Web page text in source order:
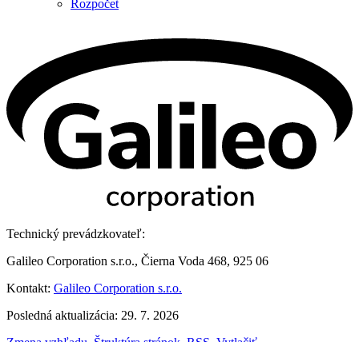
Rozpočet
Technický prevádzkovateľ:
Galileo Corporation s.r.o., Čierna Voda 468, 925 06
Kontakt: Galileo Corporation s.r.o.
Posledná aktualizácia: 29. 7. 2026